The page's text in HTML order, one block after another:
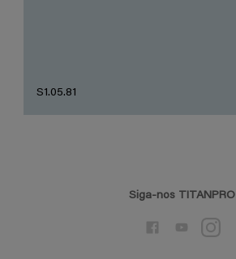
S1.05.81
Siga-nos TITANPRO